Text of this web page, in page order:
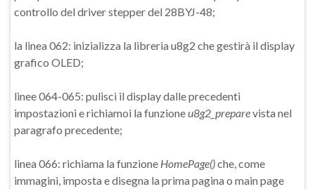
controllo del driver stepper del 28BYJ-48;
la linea 062: inizializza la libreria u8g2 che gestirà il display
grafico OLED;
linee 064-065: pulisci il display dalle precedenti
impostazioni e richiamoi la funzioneu8g2_preparevista nel
paragrafo precedente;
linea 066: richiama la funzione HomePage()che, come
immagini, imposta e disegna la prima pagina o main page